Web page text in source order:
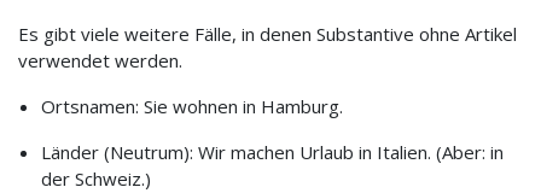
Es gibt viele weitere Fälle, in denen Substantive ohne Artikel
verwendet werden.
Ortsnamen: Sie wohnen in Hamburg.
Länder (Neutrum): Wir machen Urlaub in Italien. (Aber: in
der Schweiz.)